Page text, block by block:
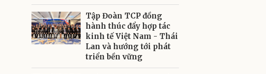
Tập Đoàn TCP đồng
hành thúc đẩy hợp tác
kinh tế Việt Nam - Thái
Lan và hướng tới phát
triển bền vững